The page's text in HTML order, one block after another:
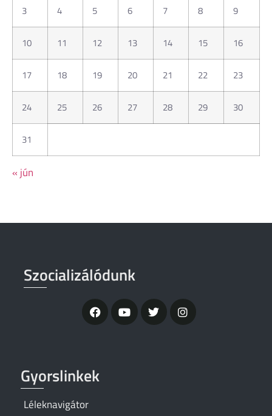
3 4 5 6 7 8 9
10 11 12 13 14 15 16
17 18 19 20 21 22 23
24 25 26 27 28 29 30
31
« jún
Szocializálódunk
Gyorslinkek
Léleknavigátor